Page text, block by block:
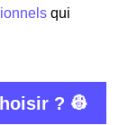
qui
? 👷